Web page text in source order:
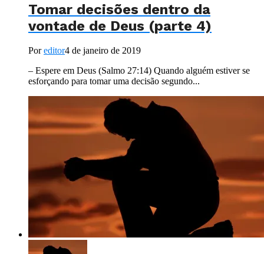
Tomar decisões dentro da
vontade de Deus (parte 4)
Poreditor4 de janeiro de 2019
– Espere em Deus (Salmo 27:14) Quando alguém estiver se
esforçando para tomar uma decisão segundo...